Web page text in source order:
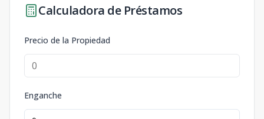
Calculadora de Préstamos
Precio de la Propiedad
Enganche